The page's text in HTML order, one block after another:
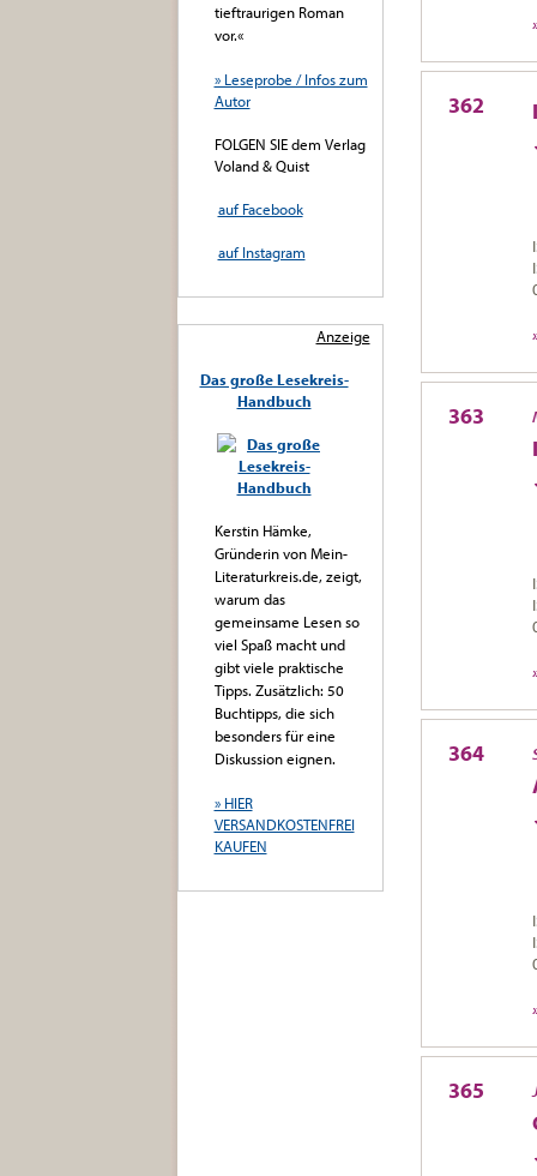
362
363
364
365
tieftraurigen Roman
vor.«
» Leseprobe / Infos zum
Autor
FOLGEN SIE dem Verlag
Voland & Quist
auf Facebook
auf Instagram
Anzeige
Das große Lesekreis-
Handbuch
Kerstin Hämke,
Gründerin von Mein-
Literaturkreis.de, zeigt,
warum das
gemeinsame Lesen so
viel Spaß macht und
gibt viele praktische
Tipps. Zusätzlich: 50
Buchtipps, die sich
besonders für eine
Diskussion eignen.
» HIER
VERSANDKOSTENFREI
KAUFEN